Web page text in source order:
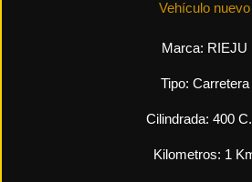
Vehículo nuevo
Marca: RIEJU
Tipo: Carretera
Cilindrada: 400
Kilometros: 1